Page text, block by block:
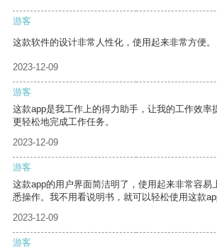
游客
这款软件的设计非常人性化，使用起来非常方便。
2023-12-09
游客
这款app是我工作上的得力助手，让我的工作效率
更轻松地完成工作任务。
2023-12-09
游客
这款app的用户界面简洁明了，使用起来非常容易
悉操作。我不用看说明书，就可以轻松使用这款
2023-12-09
游客